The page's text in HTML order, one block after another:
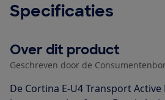
Specificaties
Over dit product
Geschreven door de
De Cortina E-U4 Transport Active